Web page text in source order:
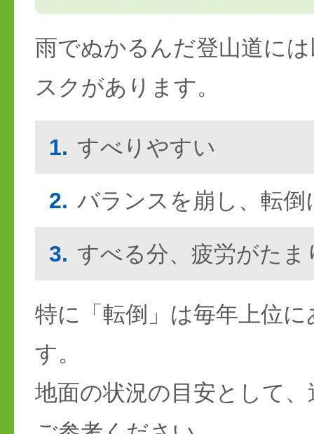
雨でぬかるんだ登山道に
スクがあります。
1. すべりやすい
2. バランスを崩し、転
3. すべる分、疲労がたま
特に「転倒」は毎年上位
す。
地面の状況の目安として